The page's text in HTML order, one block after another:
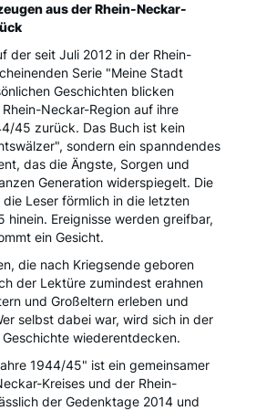
aus der Rhein-Neckar-
der seit Juli 2012 in der Rhein-
Serie "Meine Stadt
Geschichten blicken
Neckar-Region auf ihre
45 zurück. Das Buch ist kein
sondern ein spanndendes
das die Ängste, Sorgen und
Generation widerspiegelt. Die
Leser förmlich in die letzten
hinein. Ereignisse werden greifbar,
ein Gesicht.
die nach Kriegsende geboren
der Lektüre zumindest erahnen
und Großeltern erleben und
selbst dabei war, wird sich in der
wiederentdecken.
1944/45" ist ein gemeinsamer
Kreises und der Rhein-
der Gedenktage 2014 und